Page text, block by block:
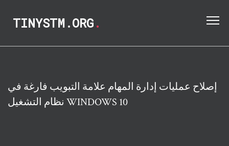
TINYSTM.ORG.
إصلاح عمليات إدارة المهام علامة التبويب فارغة في
نظام التشغيل WINDOWS 10